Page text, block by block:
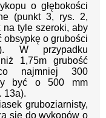
o głębokości
(punkt 3, rys. 2,
tyle szeroki, aby
obsypkę o grubości
W przypadku
1,75m grubość
najmniej 300
być
o 500 mm
13a).
gruboziarnisty,
się do wykopów o